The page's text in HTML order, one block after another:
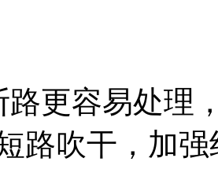
容易处理，
路吹干，加